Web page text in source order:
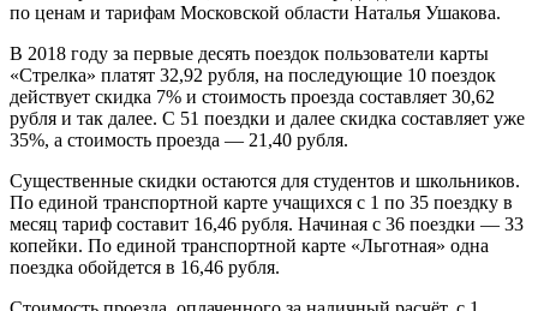
по ценам и тарифам Московской области Наталья Ушакова.
В 2018 году за первые десять поездок пользователи карты
«Стрелка» платят 32,92 рубля, на последующие 10 поездок
действует скидка 7% и стоимость проезда составляет 30,62
рубля и так далее. С 51 поездки и далее скидка составляет уже
35%, а стоимость проезда — 21,40 рубля.
Существенные скидки остаются для студентов и школьников.
По единой транспортной карте учащихся с 1 по 35 поездку в
месяц тариф составит 16,46 рубля. Начиная с 36 поездки — 33
копейки. По единой транспортной карте «Льготная» одна
поездка обойдется в 16,46 рубля.